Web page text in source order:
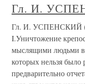
Гл. И.
Гл. И. УСПЕНСКИЙ
I.Уничтожение
мыслящими людьми в
которых нельзя было
предварительно